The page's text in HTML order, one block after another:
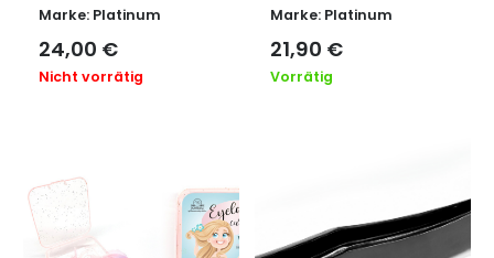
Marke: Platinum
24,00 €
Nicht vorrätig
Marke: Platinum
21,90 €
Vorrätig